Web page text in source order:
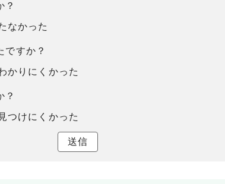
？
なかった
ですか？
かりにくかった
？
見つけにくかった
送信